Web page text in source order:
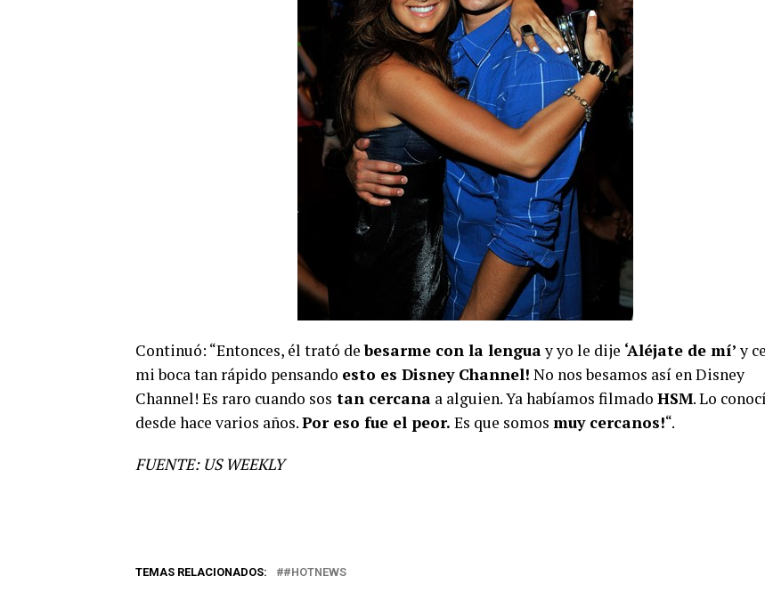
Continuó: “Entonces, él trató debesarme con la lenguay yo le dije ‘Aléjate de mí’y
mi boca tan rápido pensando esto es Disney Channel! No nos besamos así en Disney
Channel! Es raro cuando sos tan cercana a alguien. Ya habíamos filmado HSM. Lo
desde hace varios años.Por eso fue el peor. Es que somos muy cercanos!“.
FUENTE: US WEEKLY
TEMAS RELACIONADOS: #HOTNEWS